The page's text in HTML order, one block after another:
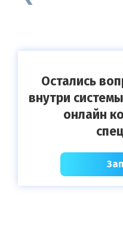
Остались
внутри
онлайн